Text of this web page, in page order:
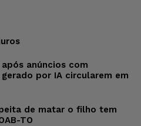
anúncios com
por IA circularem em
de matar o filho tem
TO